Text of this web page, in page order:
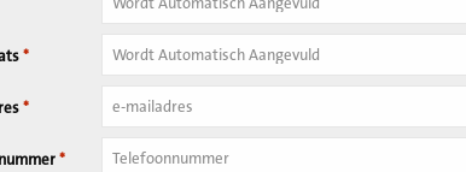
*
*
*